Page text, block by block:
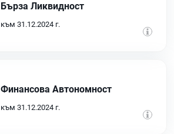
Бърза Ликвидност
към 31.12.2024 г.
Финансова Автономност
към 31.12.2024 г.